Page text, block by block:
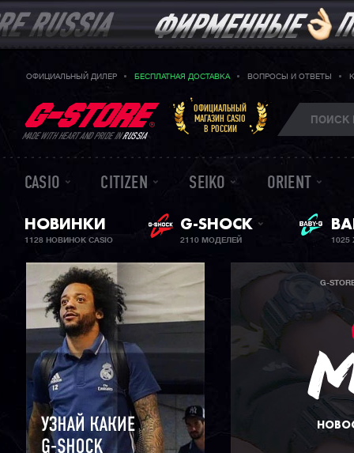
ОФИЦИАЛЬНЫЙ ДИЛЕР БЕСПЛАТНАЯ ДОСТАВКА ВОПРОСЫ И ОТВЕТЫ
MADE WITH HEART AND PRIDE INRUSSIA
ОФИЦИАЛЬНЫЙ
МАГАЗИН CASIO
В РОССИИ
CASIO CITIZEN SEIKO ORIENT
НОВИНКИ
1128 НОВИНОК CASIO
G-SHOCK
2110 МОДЕЛЕЙ
G-